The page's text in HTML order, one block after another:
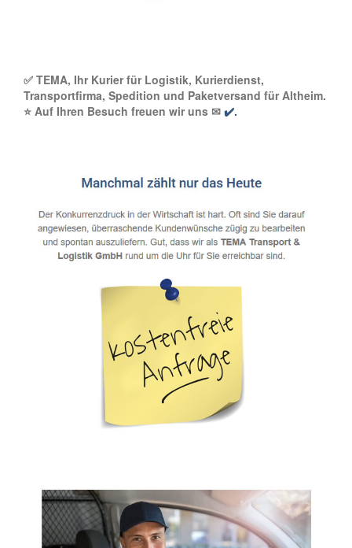
✅ TEMA, Ihr Kurier für Logistik, Kurierdienst,
Transportfirma, Spedition und Paketversand für Altheim.
⭐ Auf Ihren Besuch freuen wir uns ✉ ✔️.